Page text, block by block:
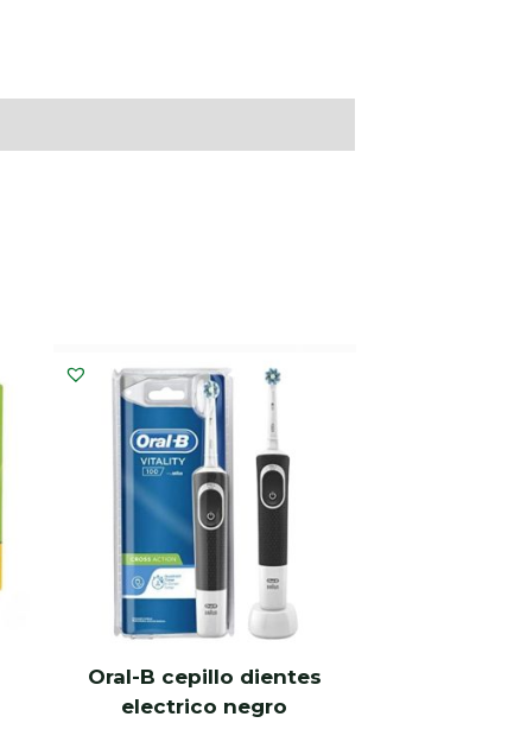
Oral-B cepillo dientes
electrico negro